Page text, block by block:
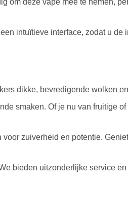
om deze vape mee te nemen,
intuïtieve interface, zodat u
dikke, bevredigende wolken
smaken. Of je nu van fruitige
zuiverheid en potentie.
bieden uitzonderlijke service